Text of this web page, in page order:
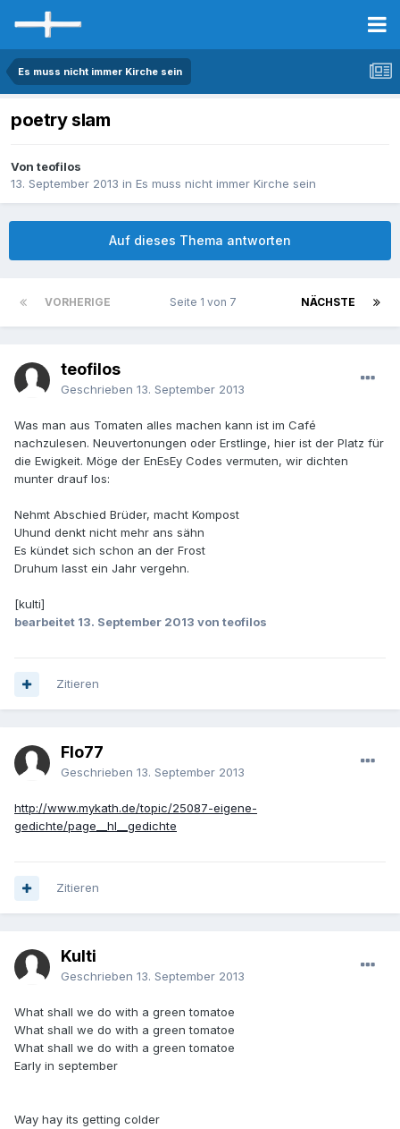
Es muss nicht immer Kirche sein
poetry slam
Von teofilos
13. September 2013 in Es muss nicht immer Kirche sein
Auf dieses Thema antworten
VORHERIGE NÄCHSTE
Seite 1 von 7
teofilos
Geschrieben 13. September 2013
Was man aus Tomaten alles machen kann ist im Café
nachzulesen. Neuvertonungen oder Erstlinge, hier ist der Platz für
die Ewigkeit. Möge der EnEsEy Codes vermuten, wir dichten
munter drauf los:
Nehmt Abschied Brüder, macht Kompost
Uhund denkt nicht mehr ans sähn
Es kündet sich schon an der Frost
Druhum lasst ein Jahr vergehn.
[kulti]
bearbeitet 13. September 2013 von teofilos
Zitieren
Flo77
Geschrieben 13. September 2013
http://www.mykath.de/topic/25087-eigene-
gedichte/page__hl__gedichte
Zitieren
Kulti
Geschrieben 13. September 2013
What shall we do with a green tomatoe
What shall we do with a green tomatoe
What shall we do with a green tomatoe
Early in september
Way hay its getting colder